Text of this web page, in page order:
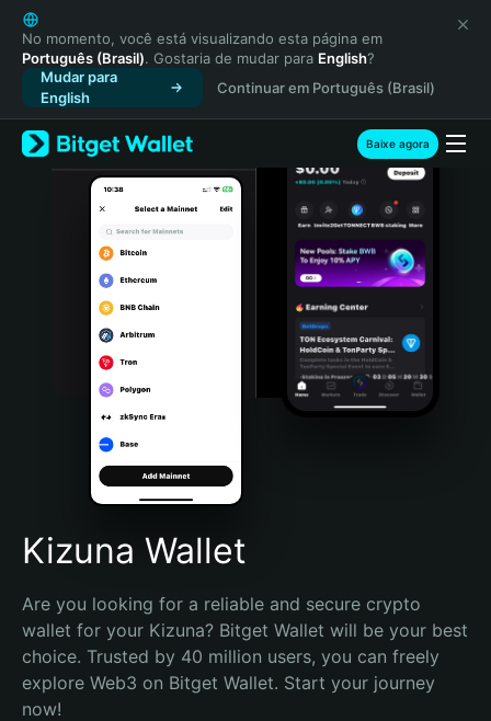
English
日本語
Tiếng Việt
Русский
Español (Latinoamérica)
Türkçe
Italiano
Português (Portugal)
Bahasa Indonesia
Português (Brasil)
Español (Argentina)
No momento, você está visualizando esta página em
Português (Brasil). Gostaria de mudar para English?
Mudar para
English
Continuar em Português (Brasil)
Baixe agora
Kizuna Wallet
Are you looking for a reliable and secure crypto
wallet for your Kizuna? Bitget Wallet will be your best
choice. Trusted by 40 million users, you can freely
explore Web3 on Bitget Wallet. Start your journey
now!